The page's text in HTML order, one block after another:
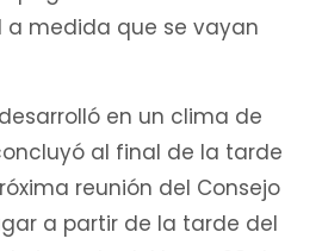
a medida que se vayan
en un clima de
al final de la tarde
reunión del Consejo
a partir de la tarde del